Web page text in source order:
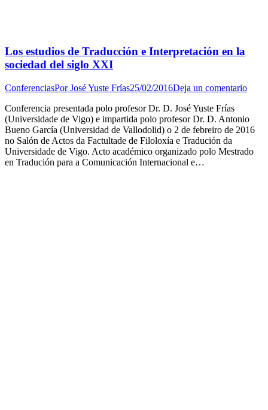
Los estudios de Traducción e Interpretación en la
sociedad del siglo XXI
ConferenciasPorJosé Yuste Frías25/02/2016Deja un comentario
Conferencia presentada polo profesor Dr. D. José Yuste Frías
(Universidade de Vigo) e impartida polo profesor Dr. D. Antonio
Bueno García (Universidad de Vallodolid) o 2 de febreiro de 2016
no Salón de Actos da Factultade de Filoloxía e Tradución da
Universidade de Vigo. Acto académico organizado polo Mestrado
en Tradución para a Comunicación Internacional e…